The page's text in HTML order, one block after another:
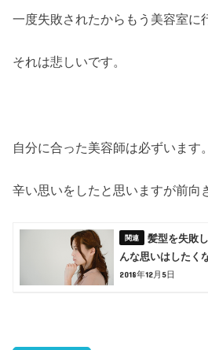
一度失敗されたからもう美容室に
それは悲しいです。
自分に合った美容師は必ずいます。
辛い思いをしたと思いますが前向
髪型を失敗
んな思いはしたく
2018年12月5日